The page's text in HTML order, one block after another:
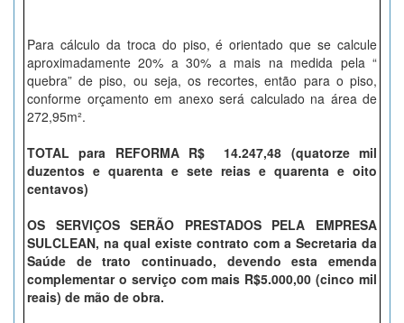
Para cálculo da troca do piso, é orientado que se calcule
aproximadamente 20% a 30% a mais na medida pela “
quebra” de piso, ou seja, os recortes, então para o piso,
conforme orçamento em anexo será calculado na área de
272,95m².
TOTAL para REFORMA R$ 14.247,48 (quatorze mil
duzentos e quarenta e sete reias e quarenta e oito
centavos)
OS SERVIÇOS SERÃO PRESTADOS PELA EMPRESA
SULCLEAN, na qual existe contrato com a Secretaria da
Saúde de trato continuado, devendo esta emenda
complementar o serviço com mais R$5.000,00 (cinco mil
reais) de mão de obra.